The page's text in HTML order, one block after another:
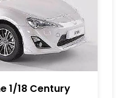
1/18 Century